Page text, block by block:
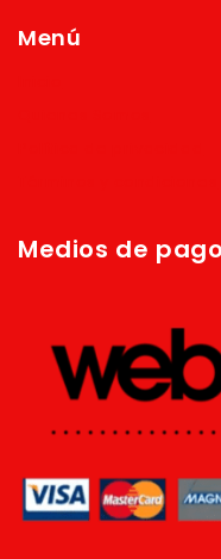
Menú
Medios de